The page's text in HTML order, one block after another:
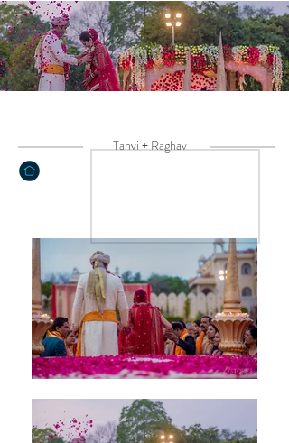
Tanvi + Raghav